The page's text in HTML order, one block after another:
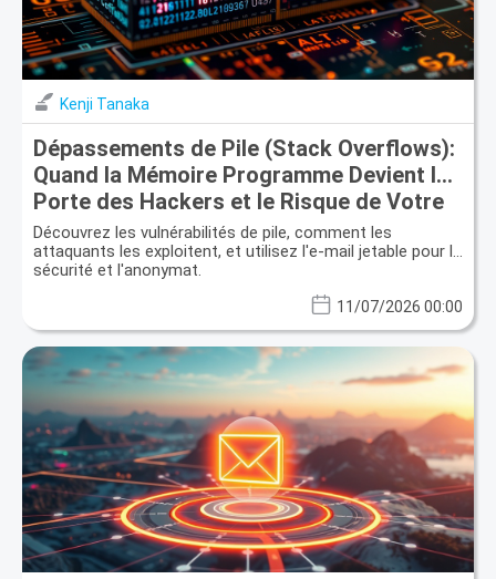
Kenji Tanaka
Dépassements de Pile (Stack Overflows):
Quand la Mémoire Programme Devient la
Porte des Hackers et le Risque de Votre
Identité
Découvrez les vulnérabilités de pile, comment les
attaquants les exploitent, et utilisez l'e-mail jetable pour la
sécurité et l'anonymat.
11/07/2026 00:00